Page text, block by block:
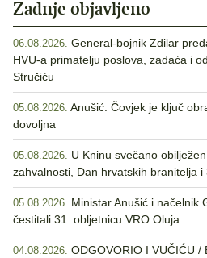
Zadnje objavljeno
06.08.2026. General-bojnik Zdilar
HVU-a primatelju poslova, zadaća i
Stručiću
05.08.2026. Anušić: Čovjek je ključ
dovoljna
05.08.2026. U Kninu svečano
zahvalnosti, Dan hrvatskih branitelja
05.08.2026. Ministar Anušić i načelnik
čestitali 31. obljetnicu VRO Oluja
04.08.2026. ODGOVORIO I VUČIĆU /